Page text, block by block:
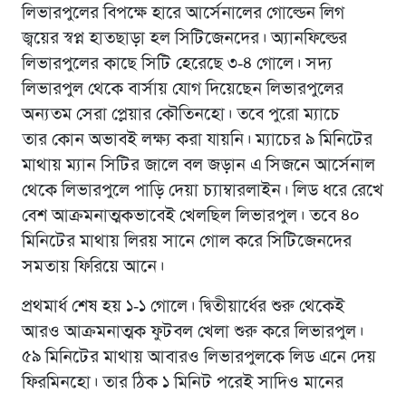
লিভারপুলের বিপক্ষে হারে আর্সেনালের গোল্ডেন লিগ
জ্বয়ের স্বপ্ন হাতছাড়া হল সিটিজেনদের। অ্যানফিল্ডের
লিভারপুলের কাছে সিটি হেরেছে ৩-৪ গোলে। সদ্য
লিভারপুল থেকে বার্সায় যোগ দিয়েছেন লিভারপুলের
অন্যতম সেরা প্লেয়ার কৌতিনহো। তবে পুরো ম্যাচে
তার কোন অভাবই লক্ষ্য করা যায়নি। ম্যাচের ৯ মিনিটের
মাথায় ম্যান সিটির জালে বল জড়ান এ সিজনে আর্সেনাল
থেকে লিভারপুলে পাড়ি দেয়া চ্যাম্বারলাইন। লিড ধরে রেখে
বেশ আক্রমনাত্মকভাবেই খেলছিল লিভারপুল। তবে ৪০
মিনিটের মাথায় লিরয় সানে গোল করে সিটিজেনদের
সমতায় ফিরিয়ে আনে।
প্রথমার্ধ শেষ হয় ১-১ গোলে। দ্বিতীয়ার্ধের শুরু থেকেই
আরও আক্রমনাত্মক ফুটবল খেলা শুরু করে লিভারপুল।
৫৯ মিনিটের মাথায় আবারও লিভারপুলকে লিড এনে দেয়
ফিরমিনহো। তার ঠিক ১ মিনিট পরেই সাদিও মানের